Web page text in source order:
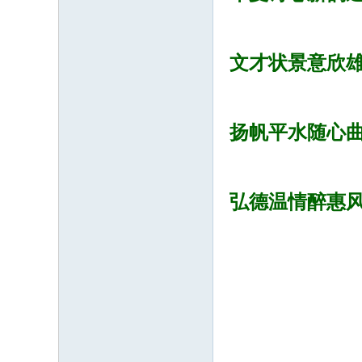
文才状景意欣雄
扬帆平水随心
弘德温情醉惠风